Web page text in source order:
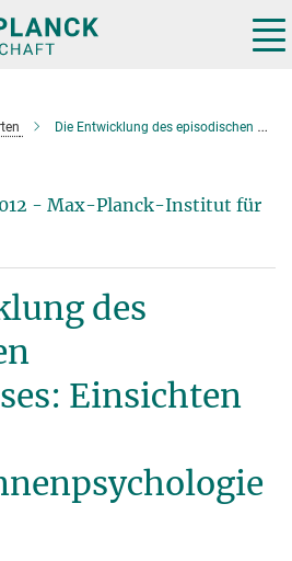
Die Entwicklung des episodischen Gedächtnisses
- Max-Planck-Institut für
des
Einsichten